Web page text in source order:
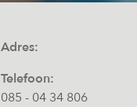
Adres:
Telefoon:
085 - 04 34 806